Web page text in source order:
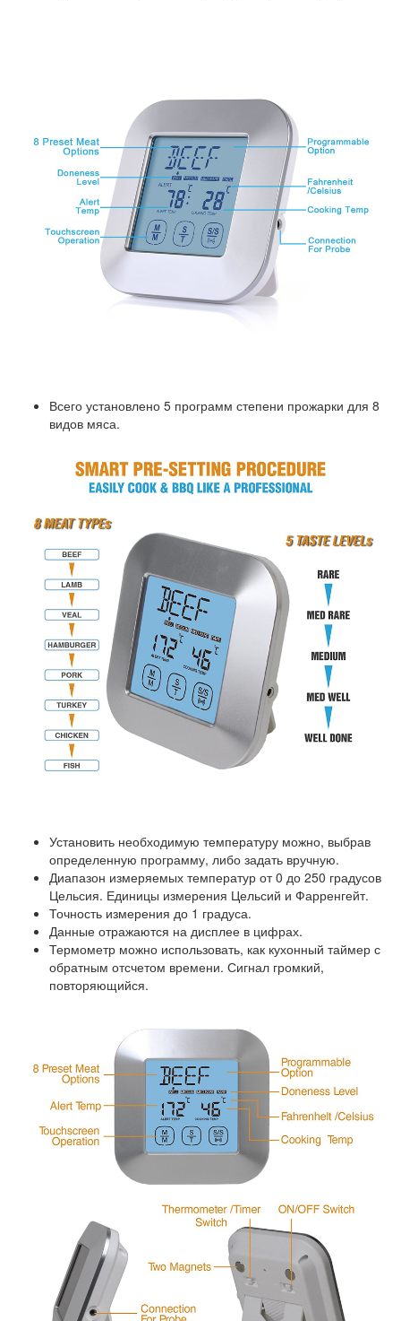
Всего установлено 5 программ степени прожарки для 8
видов мяса.
Установить необходимую температуру можно, выбрав
определенную программу, либо задать вручную.
Диапазон измеряемых температур от 0 до 250 градусов
Цельсия. Единицы измерения Цельсий и Фарренгейт.
Точность измерения до 1 градуса.
Данные отражаются на дисплее в цифрах.
Термометр можно использовать, как кухонный таймер с
обратным отсчетом времени. Сигнал громкий,
повторяющийся.